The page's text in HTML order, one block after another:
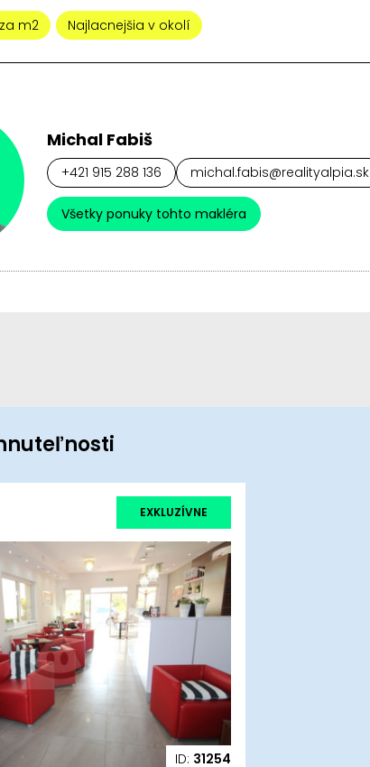
m2 Najlacnejšia v okolí
Michal Fabiš
+421 915 288 136 michal.fabis@realityalpia.sk
Všetky ponuky tohto makléra
ID: 31254
EXKLUZÍVNE